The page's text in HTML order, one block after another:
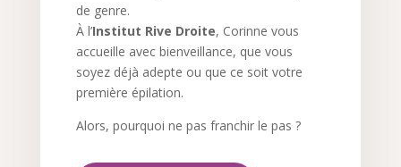
de genre.
À l’Institut Rive Droite, Corinne vous
accueille avec bienveillance, que vous
soyez déjà adepte ou que ce soit votre
première épilation.
Alors, pourquoi ne pas franchir le pas ?